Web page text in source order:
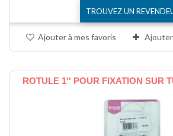
TROUVEZ UN
Ajouter à mes favoris
ROTULE 1'' POUR FIXATION SUR